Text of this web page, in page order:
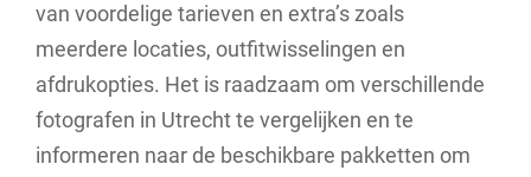
van voordelige tarieven en extra’s zoals
meerdere locaties, outfitwisselingen en
afdrukopties. Het is raadzaam om verschillende
fotografen in Utrecht te vergelijken en te
informeren naar de beschikbare pakketten om